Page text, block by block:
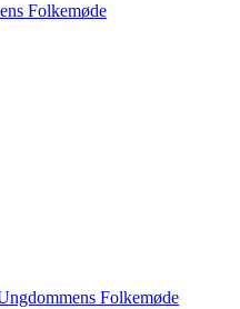
Folkemøde
Folkemøde